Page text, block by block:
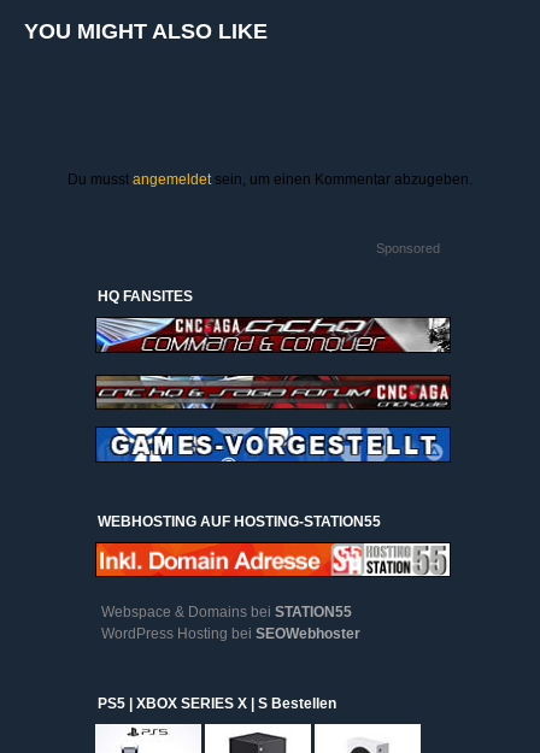
YOU MIGHT ALSO LIKE
Du musst angemeldetsein, um einen Kommentar abzugeben.
Sponsored
HQ FANSITES
WEBHOSTING AUF HOSTING-STATION55
Webspace & Domains bei STATION55
WordPress Hosting bei SEOWebhoster
PS5 | XBOX SERIES X | S Bestellen